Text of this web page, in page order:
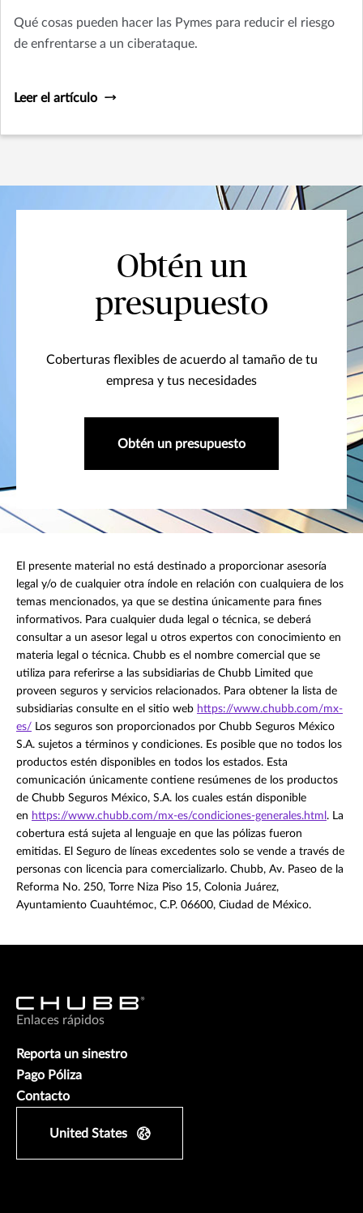
Qué cosas pueden hacer las Pymes para reducir el riesgo
de enfrentarse a un ciberataque.
Leer el artículo
Obtén un
presupuesto
Coberturas flexibles de acuerdo al tamaño de tu
empresa y tus necesidades
Obtén un presupuesto
El presente material no está destinado a proporcionar asesoría
legal y/o de cualquier otra índole en relación con cualquiera de los
temas mencionados, ya que se destina únicamente para fines
informativos. Para cualquier duda legal o técnica, se deberá
consultar a un asesor legal u otros expertos con conocimiento en
materia legal o técnica. Chubb es el nombre comercial que se
utiliza para referirse a las subsidiarias de Chubb Limited que
proveen seguros y servicios relacionados. Para obtener la lista de
subsidiarias consulte en el sitio web https://www.chubb.com/mx-
es/ Los seguros son proporcionados por Chubb Seguros México
S.A. sujetos a términos y condiciones. Es posible que no todos los
productos estén disponibles en todos los estados. Esta
comunicación únicamente contiene resúmenes de los productos
de Chubb Seguros México, S.A. los cuales están disponible
en https://www.chubb.com/mx-es/condiciones-generales.html . La
cobertura está sujeta al lenguaje en que las pólizas fueron
emitidas. El Seguro de líneas excedentes solo se vende a través de
personas con licencia para comercializarlo. Chubb, Av. Paseo de la
Reforma No. 250, Torre Niza Piso 15, Colonia Juárez,
Ayuntamiento Cuauhtémoc, C.P. 06600, Ciudad de México.
Enlaces rápidos
Reporta un sinestro
Pago Póliza
Contacto
United States